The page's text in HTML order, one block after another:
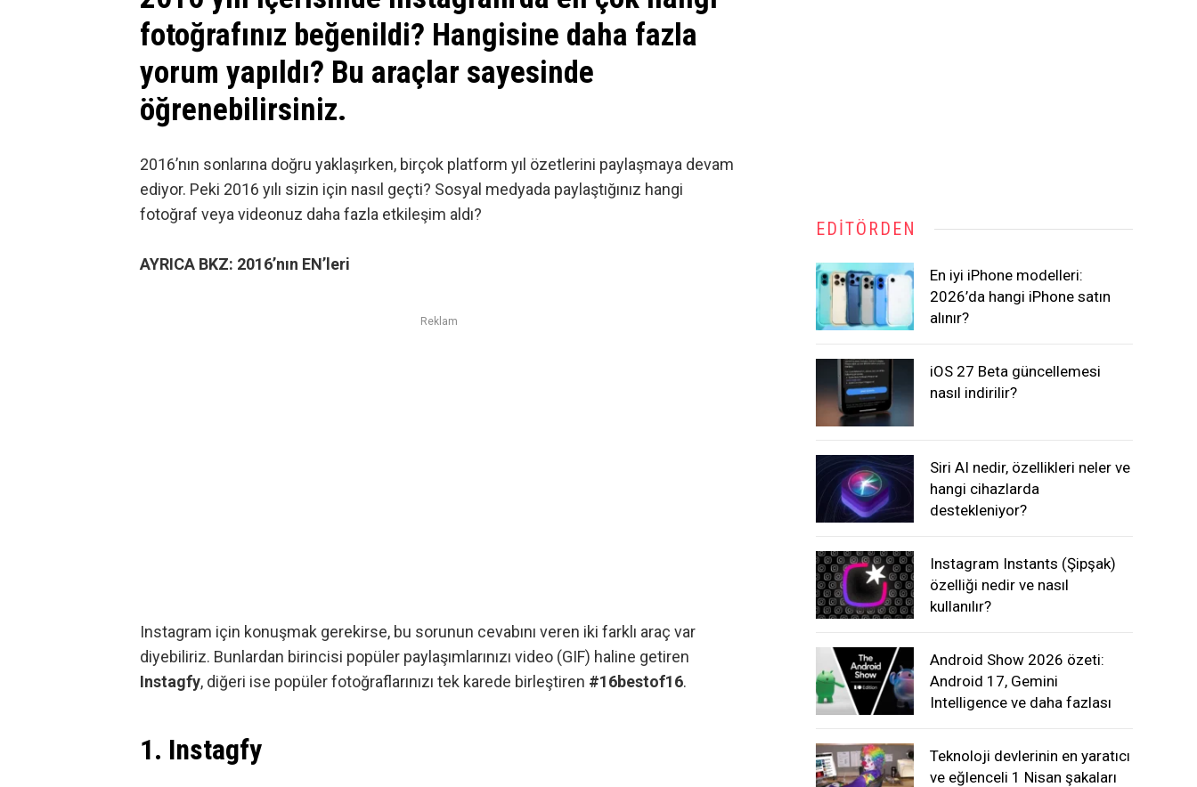
fotoğrafınız beğenildi? Hangisine daha fazla
yorum yapıldı? Bu araçlar sayesinde
öğrenebilirsiniz.
2016’nın sonlarına doğru yaklaşırken, birçok platform yıl özetlerini paylaşmaya devam
ediyor. Peki 2016 yılı sizin için nasıl geçti? Sosyal medyada paylaştığınız hangi
fotoğraf veya videonuz daha fazla etkileşim aldı?
AYRICA BKZ: 2016’nın EN’leri
Reklam
Instagram için konuşmak gerekirse, bu sorunun cevabını veren iki farklı araç var
diyebiliriz. Bunlardan birincisi popüler paylaşımlarınızı video (GIF) haline getiren
Instagfy, diğeri ise popüler fotoğraflarınızı tek karede birleştiren #16bestof16.
1. Instagfy
EDITÖRDEN
En iyi iPhone modelleri:
2026’da hangi iPhone satın
alınır?
iOS 27 Beta güncellemesi
nasıl indirilir?
Siri AI nedir, özellikleri neler ve
hangi cihazlarda
destekleniyor?
Instagram Instants (Şipşak)
özelliği nedir ve nasıl
kullanılır?
Android Show 2026 özeti:
Android 17, Gemini
Intelligence ve daha fazlası
Teknoloji devlerinin en yaratıcı
ve eğlenceli 1 Nisan şakaları